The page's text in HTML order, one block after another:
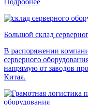
Большой склад
В распоряжении
серверного
напрямую от заводов
Китая.